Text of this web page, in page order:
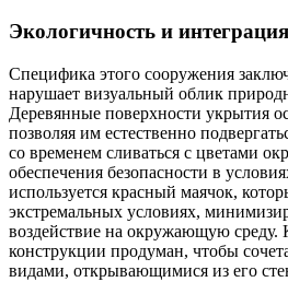
Экологичность и
Специфика этого сооружения
нарушает визуальный облик
Деревянные поверхности укрытия
позволяя им естественно
со временем сливаться с цветами
обеспечения безопасности в
используется красный маячок,
экстремальных условиях,
воздействие на окружающую среду.
конструкции продуман, чтобы
видами, открывающимися из его